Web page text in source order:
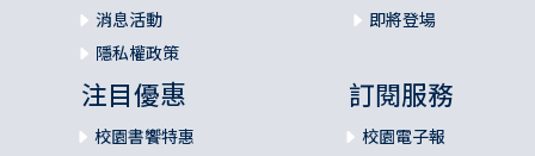
消息活動
隱私權政策
即將登場
注目優惠
校園書饗特惠
訂閱服務
校園電子報